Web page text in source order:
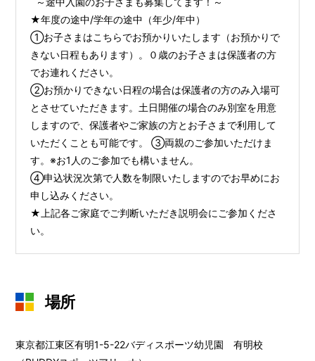
★年度の途中/学年の途中（年少/年中）
①お子さまはこちらでお預かりいたします（お預かりで
きない日程もあります）。０歳のお子さまは保護者の方
でお連れください。
②お預かりできない日程の場合は保護者の方のみ入場可
とさせていただきます。土日開催の場合のみ別室を用意
しますので、保護者やご家族の方とお子さまで利用して
いただくことも可能です。 ③両親のご参加いただけま
す。※お1人のご参加でも構いません。
④申込状況次第で人数を制限いたしますのでお早めにお
申し込みください。
★上記各ご家庭でご判断いただき説明会にご参加くださ
い。
場所
東京都江東区有明1-5-22バディスポーツ幼児園 有明校